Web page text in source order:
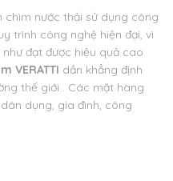
chìm nước thải sử dụng công
trình công nghệ hiện đại, vì
đạt được hiệu quả cao
VERATTI dần khẳng định
thế giới . Các mặt hàng
dụng, gia đình, công